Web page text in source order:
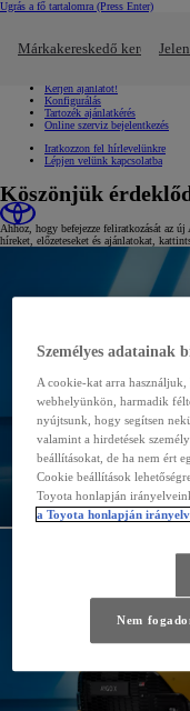
Ugrás a fő tartalomra (Press Enter)
Márkakereskedő keresése
Gyors linkek Kattintson ide a
Kérjen ajánlatot!
Konfigurálás
Tartozék ajánlatkérés
Online szerviz bejelentkezés
Iratkozzon fel hírlevelünkre
Lépjen velünk kapcsolatba
Köszönjük
Ahhoz, hogy befejezze feliratkozását az
híreket, előzeteseket és ajánlatokat,
Személyes adatainak
A cookie-kat arra
webhelyünkön, harmadik
nyújtsunk, hogy segítsen
valamint a hirdetések
beállításokat, de ha nem ért
Cookie beállítások
Toyota honlapján
a Toyota honlapján
Nem